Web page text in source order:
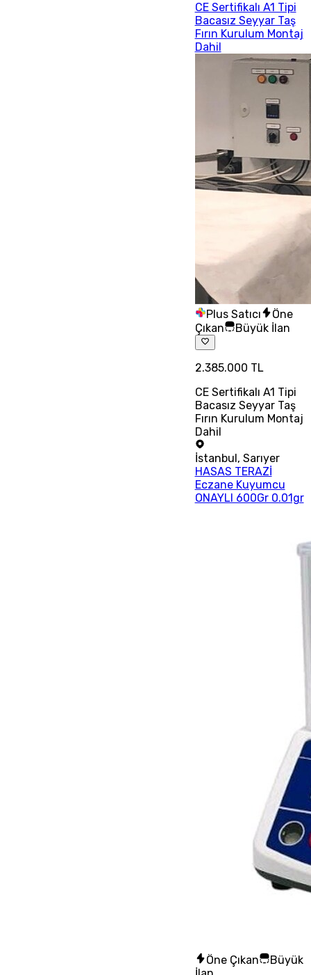
CE Sertifikalı A1 Tipi
Bacasız Seyyar Taş
Fırın Kurulum Montaj
Dahil
Plus Satıcı
Öne
Çıkan
Büyük İlan
2.385.000 TL
CE Sertifikalı A1 Tipi
Bacasız Seyyar Taş
Fırın Kurulum Montaj
Dahil
İstanbul , Sarıyer
HASAS TERAZİ
Eczane Kuyumcu
ONAYLI 600Gr 0.01gr
Öne Çıkan
Büyük